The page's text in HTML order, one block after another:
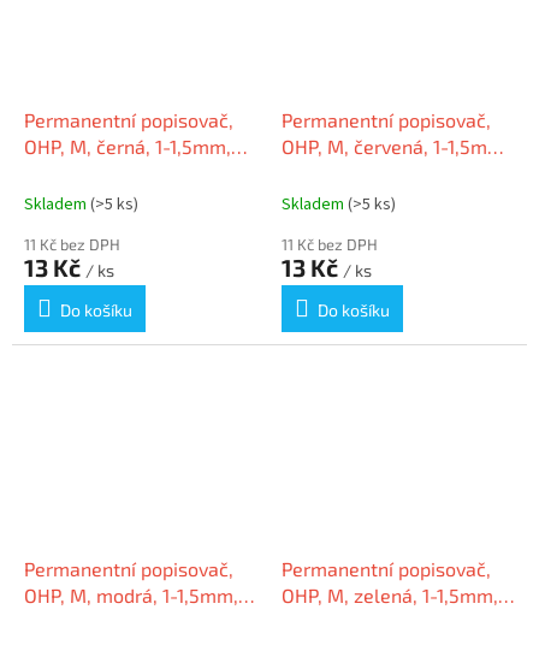
Permanentní popisovač,
OHP, M, černá, 1-1,5mm,
Skladem (>5 ks)
11 Kč bez DPH
13 Kč / ks
Do košíku
Permanentní popisovač,
OHP, M, červená, 1-1,5mm,
Skladem (>5 ks)
11 Kč bez DPH
13 Kč / ks
Do košíku
Permanentní popisovač,
OHP, M, modrá, 1-1,5mm,
Permanentní popisovač,
OHP, M, zelená, 1-1,5mm,